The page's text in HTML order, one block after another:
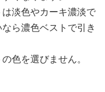
淡色やカーキ濃淡で
ら濃色ベストで引き
色を選びません。